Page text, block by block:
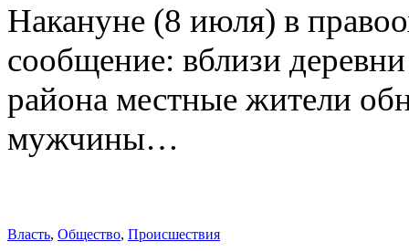
Накануне (8 июля) в
сообщение: вблизи
района местные жители
мужчины…
Власть, Общество, Происшествия